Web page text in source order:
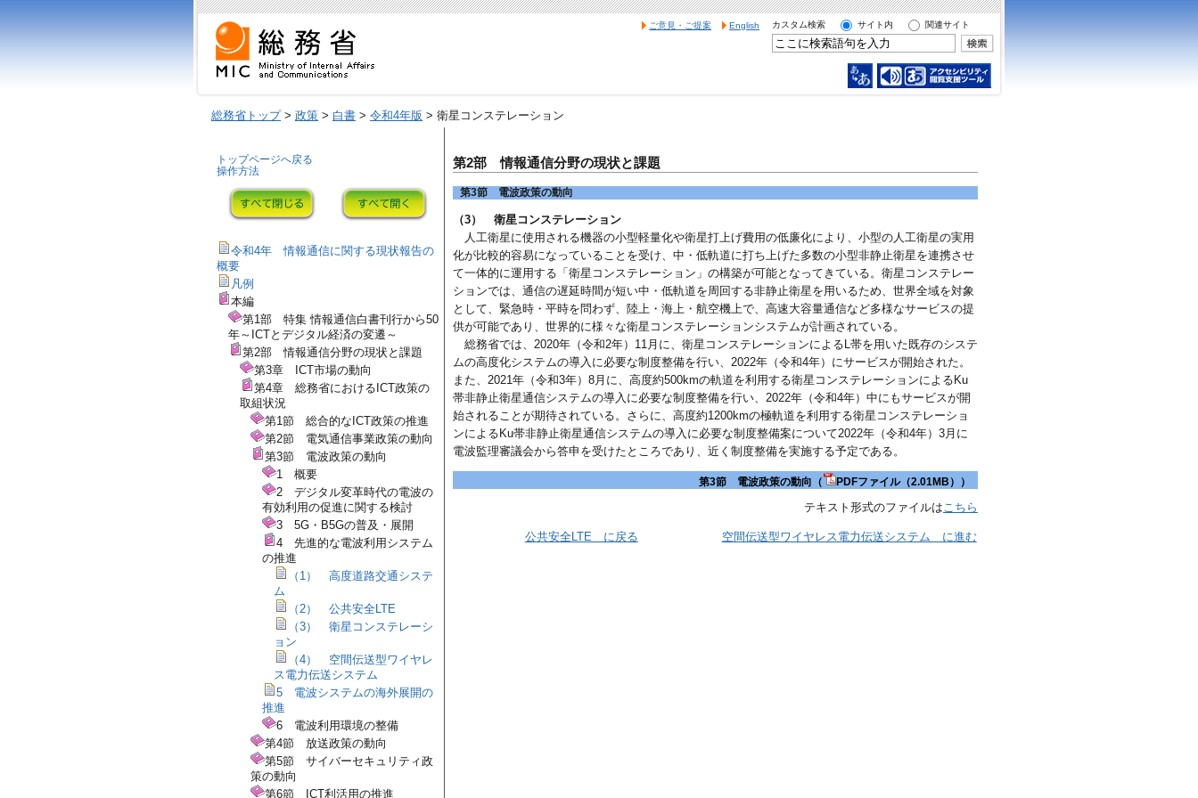
ご意見・ご提案 English カスタム検索 サイト内 関連サイト
総務省トップ> 政策 > 白書 > 令和4年版 > 衛星コンステレーション
第2部 情報通信分野の現状と課題
第3節 電波政策の動向
（3） 衛星コンステレーション
人工衛星に使用される機器の小型軽量化や衛星打上げ費用の低廉化により、小型の人工衛星の実用
化が比較的容易になっていることを受け、中・低軌道に打ち上げた多数の小型非静止衛星を連携させ
て一体的に運用する「衛星コンステレーション」の構築が可能となってきている。衛星コンステレー
ションでは、通信の遅延時間が短い中・低軌道を周回する非静止衛星を用いるため、世界全域を対象
として、緊急時・平時を問わず、陸上・海上・航空機上で、高速大容量通信など多様なサービスの提
供が可能であり、世界的に様々な衛星コンステレーションシステムが計画されている。
総務省では、2020年（令和2年）11月に、衛星コンステレーションによるL帯を用いた既存のシステ
ムの高度化システムの導入に必要な制度整備を行い、2022年（令和4年）にサービスが開始された。
また、2021年（令和3年）8月に、高度約500kmの軌道を利用する衛星コンステレーションによるKu
帯非静止衛星通信システムの導入に必要な制度整備を行い、2022年（令和4年）中にもサービスが開
始されることが期待されている。さらに、高度約1200kmの極軌道を利用する衛星コンステレーショ
ンによるKu帯非静止衛星通信システムの導入に必要な制度整備案について2022年（令和4年）3月に
電波監理審議会から答申を受けたところであり、近く制度整備を実施する予定である。
第3節 電波政策の動向（ PDFファイル（2.01MB））
テキスト形式のファイルはこちら
公共安全LTE に戻る 空間伝送型ワイヤレス電力伝送システム に進む
トップページへ戻る
操作方法
令和4年 情報通信に関する現状報告の
概要
凡例
本編
第1部 特集 情報通信白書刊行から50
年～ICTとデジタル経済の変遷～
第2部 情報通信分野の現状と課題
第3章 ICT市場の動向
第4章 総務省におけるICT政策の
取組状況
第1節 総合的なICT政策の推進
第2節 電気通信事業政策の動向
第3節 電波政策の動向
1 概要
2 デジタル変革時代の電波の
有効利用の促進に関する検討
3 5G・B5Gの普及・展開
4 先進的な電波利用システム
の推進
（1） 高度道路交通システ
ム
（2） 公共安全LTE
（3） 衛星コンステレーシ
ョン
（4） 空間伝送型ワイヤレ
ス電力伝送システム
5 電波システムの海外展開の
推進
6 電波利用環境の整備
第4節 放送政策の動向
第5節 サイバーセキュリティ政
策の動向
第6節 ICT利活用の推進